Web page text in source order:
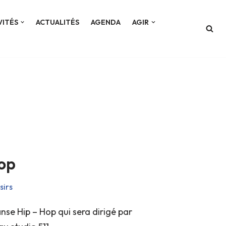
ACTUALITÉS AGENDA
AGIR
Hip – Hop qui sera dirigé par